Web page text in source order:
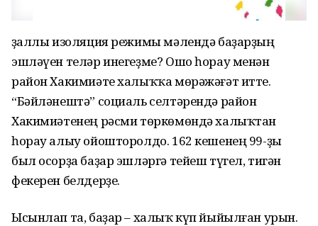
Үҙаллы изоляция режимы мәлендә баҙарҙың
эшләүен теләр инегеҙме? Ошо һорау менән
район Хакимиәте халыҡҡа мөрәжәғәт итте.
“Бәйләнештә” социаль селтәрендә район
Хакимиәтенең рәсми төркөмөндә халыҡтан
һорау алыу ойошторолдо. 162 кешенең 99-ҙы
был осорҙа баҙар эшләргә тейеш түгел, тигән
фекерен белдерҙе.
Ысынлап та, баҙар – халыҡ күп йыйылған урын.